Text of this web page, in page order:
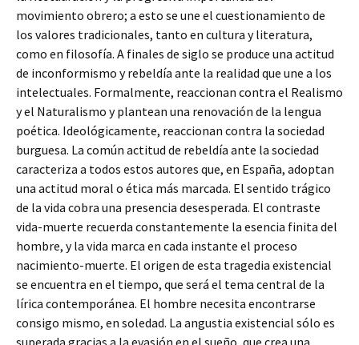
movimiento obrero; a esto se une el cuestionamiento de
los valores tradicionales, tanto en cultura y literatura,
como en filosofía. A finales de siglo se produce una actitud
de inconformismo y rebeldía ante la realidad que une a los
intelectuales. Formalmente, reaccionan contra el Realismo
y el Naturalismo y plantean una renovación de la lengua
poética. Ideológicamente, reaccionan contra la sociedad
burguesa. La común actitud de rebeldía ante la sociedad
caracteriza a todos estos autores que, en España, adoptan
una actitud moral o ética más marcada. El sentido trágico
de la vida cobra una presencia desesperada. El contraste
vida-muerte recuerda constantemente la esencia finita del
hombre, y la vida marca en cada instante el proceso
nacimiento-muerte. El origen de esta tragedia existencial
se encuentra en el tiempo, que será el tema central de la
lírica contemporánea. El hombre necesita encontrarse
consigo mismo, en soledad. La angustia existencial sólo es
superada gracias a la evasión en el sueño, que crea una